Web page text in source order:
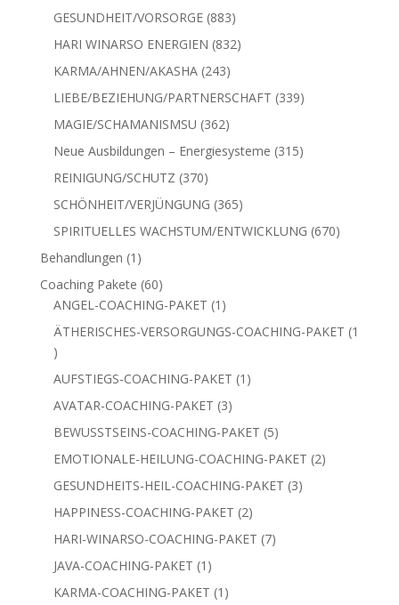
GESUNDHEIT/VORSORGE 883883
Produkte
HARI WINARSO ENERGIEN 832832
KARMA/AHNEN/AKASHA 243243
Produkte
LIEBE/BEZIEHUNG/PARTNERSCHAFT 339339
MAGIE/SCHAMANISMSU 362362
Produkte
Neue Ausbildungen – Energiesysteme 315315
REINIGUNG/SCHUTZ 370370
Produkte
SCHÖNHEIT/VERJÜNGUNG 365365
Produkte
SPIRITUELLES WACHSTUM/ENTWICKLUNG 670670
Behandlungen 1 1
Produkt
Coaching Pakete 6060
Produkte
ANGEL-COACHING-PAKET 1 1
Produkt
ÄTHERISCHES-VERSORGUNGS-COACHING-PAKET 1
1
Produkt
AUFSTIEGS-COACHING-PAKET 1 1
AVATAR-COACHING-PAKET 33
Produkte
BEWUSSTSEINS-COACHING-PAKET 55
Produkte
EMOTIONALE-HEILUNG-COACHING-PAKET 22
GESUNDHEITS-HEIL-COACHING-PAKET 33
HAPPINESS-COACHING-PAKET 22
Produkte
HARI-WINARSO-COACHING-PAKET 77
JAVA-COACHING-PAKET 1 1
Produkt
KARMA-COACHING-PAKET 1 1